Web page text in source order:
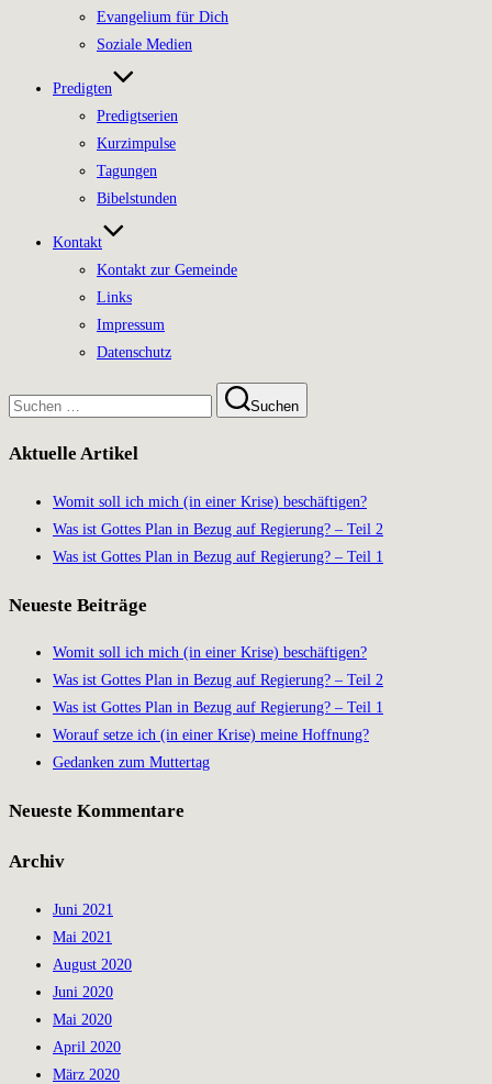
Evangelium für Dich
Soziale Medien
Predigten
Predigtserien
Kurzimpulse
Tagungen
Bibelstunden
Kontakt
Kontakt zur Gemeinde
Links
Impressum
Datenschutz
Suchen
nach:
Suchen
Aktuelle Artikel
Womit soll ich mich (in einer Krise) beschäftigen?
Was ist Gottes Plan in Bezug auf Regierung? – Teil 2
Was ist Gottes Plan in Bezug auf Regierung? – Teil 1
Neueste Beiträge
Womit soll ich mich (in einer Krise) beschäftigen?
Was ist Gottes Plan in Bezug auf Regierung? – Teil 2
Was ist Gottes Plan in Bezug auf Regierung? – Teil 1
Worauf setze ich (in einer Krise) meine Hoffnung?
Gedanken zum Muttertag
Neueste Kommentare
Archiv
Juni 2021
Mai 2021
August 2020
Juni 2020
Mai 2020
April 2020
März 2020